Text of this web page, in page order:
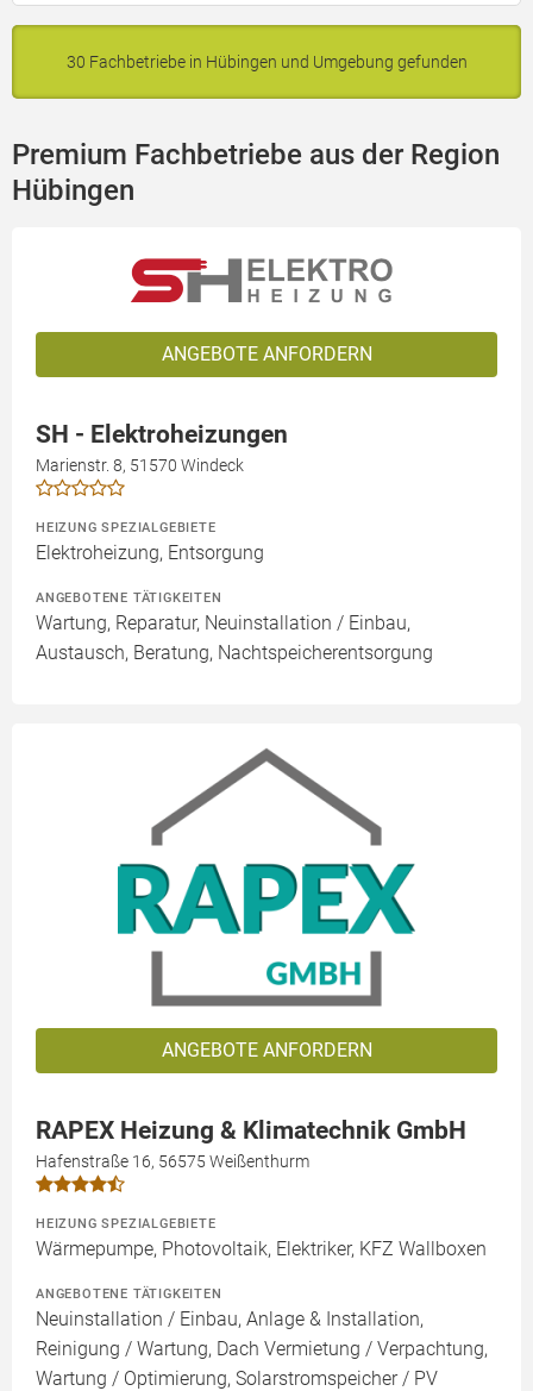
30 Fachbetriebe in Hübingen und Umgebung gefunden
Premium Fachbetriebe aus der Region
Hübingen
ANGEBOTE ANFORDERN
SH - Elektroheizungen
Marienstr. 8, 51570 Windeck
HEIZUNG SPEZIALGEBIETE
Elektroheizung, Entsorgung
ANGEBOTENE TÄTIGKEITEN
Wartung, Reparatur, Neuinstallation / Einbau,
Austausch, Beratung, Nachtspeicherentsorgung
ANGEBOTE ANFORDERN
RAPEX Heizung & Klimatechnik GmbH
Hafenstraße 16, 56575 Weißenthurm
HEIZUNG SPEZIALGEBIETE
Wärmepumpe, Photovoltaik, Elektriker, KFZ Wallboxen
ANGEBOTENE TÄTIGKEITEN
Neuinstallation / Einbau, Anlage & Installation,
Reinigung / Wartung, Dach Vermietung / Verpachtung,
Wartung / Optimierung, Solarstromspeicher / PV